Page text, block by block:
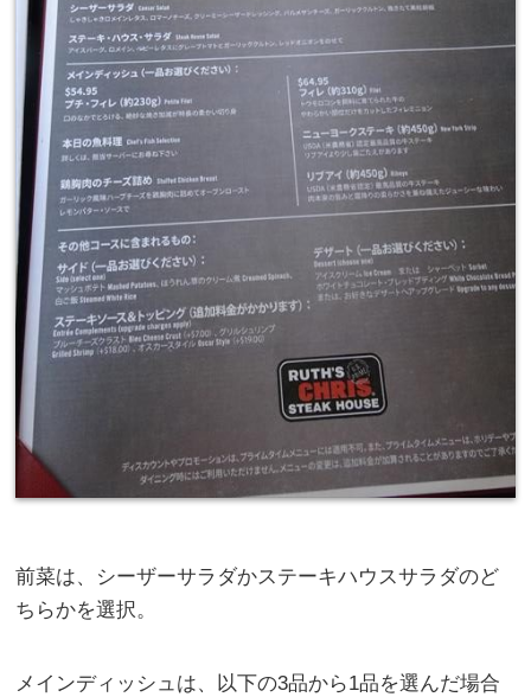
前菜は、シーザーサラダかステーキハウスサラダのど
ちらかを選択。
メインディッシュは、以下の3品から1品を選んだ場合